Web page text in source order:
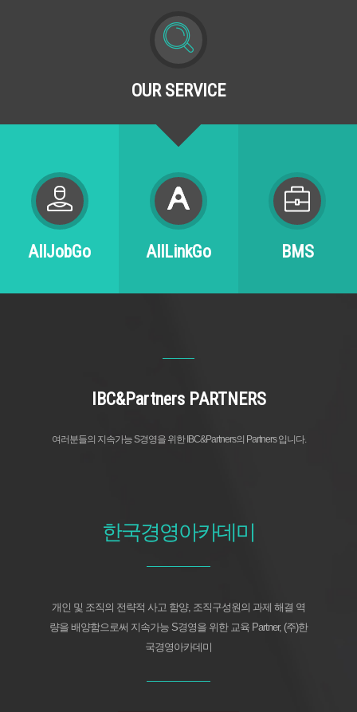
OUR SERVICE
AllJobGo AllLinkGo BMS
IBC&Partners PARTNERS
여러분들의 지속가능 S경영을 위한 IBC&Partners의 Partners 입니다.
한국경영아카데미
개인 및 조직의 전략적 사고 함양, 조직구성원의 과제 해결 역
량을 배양함으로써 지속가능 S경영을 위한 교육 Partner, (주)한
국경영아카데미